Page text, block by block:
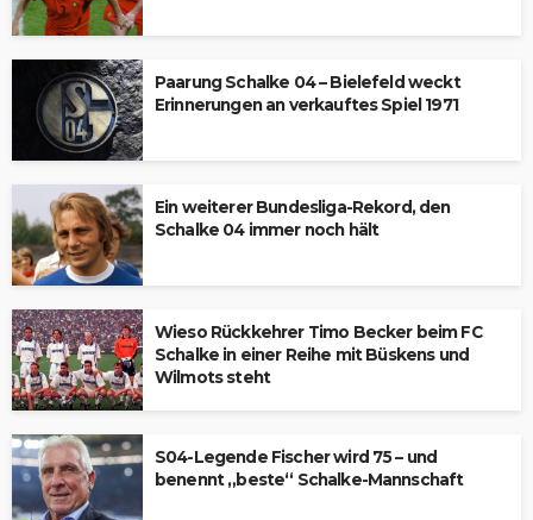
Paarung Schalke 04 – Bielefeld weckt
Erinnerungen an verkauftes Spiel 1971
Ein weiterer Bundesliga-Rekord, den
Schalke 04 immer noch hält
Wieso Rückkehrer Timo Becker beim FC
Schalke in einer Reihe mit Büskens und
Wilmots steht
S04-Legende Fischer wird 75 – und
benennt „beste“ Schalke-Mannschaft